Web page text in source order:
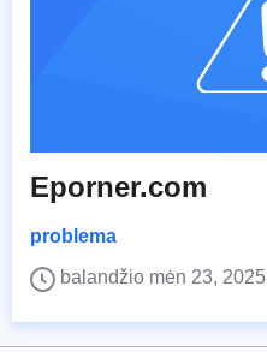
Eporner.com
problema
balandžio mėn 23, 2025